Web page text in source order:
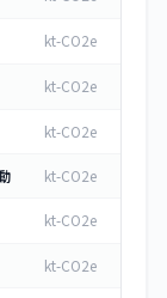
kt-CO2e
kt-CO2e
kt-CO2e
kt-CO2e
kt-CO2e
kt-CO2e